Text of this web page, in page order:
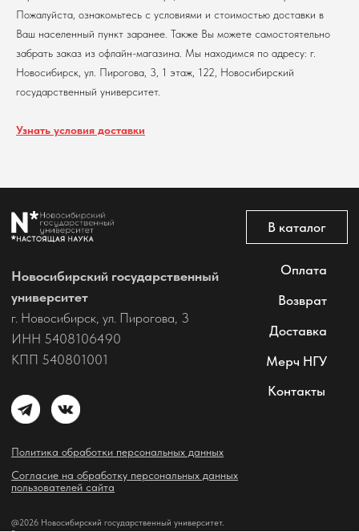
Пожалуйста, ознакомьтесь с условиями и стоимостью доставки в
Ваш населенный пункт заранее. Также Вы можете самостоятельно
забрать заказ из офлайн-магазина. Мы находимся по адресу: г.
Новосибирск, ул. Пирогова, 3, 1 этаж, 122, Новосибирский
государственный университет.
Узнать условия доставки
Контакты
Согласие на обработку персональных данных
пользователей сайта